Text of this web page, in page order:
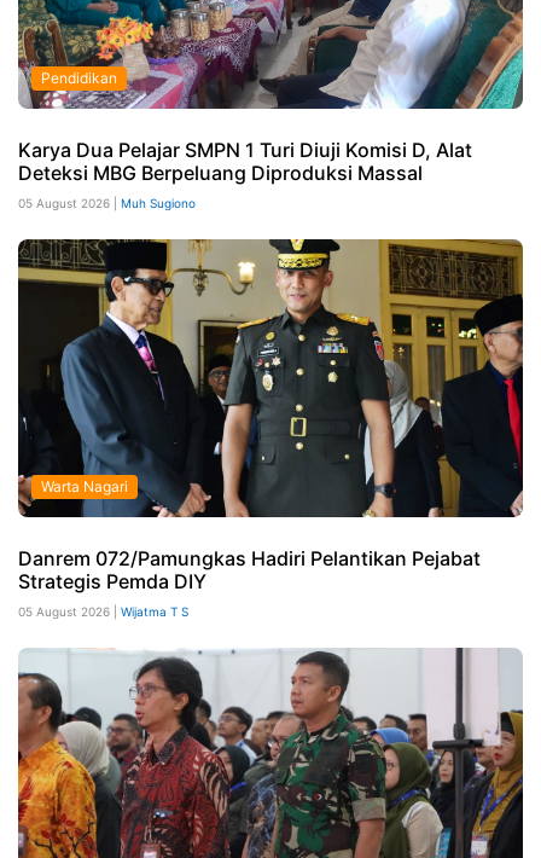
Pendidikan
Karya Dua Pelajar SMPN 1 Turi Diuji Komisi D, Alat
Deteksi MBG Berpeluang Diproduksi Massal
05 August 2026 | Muh Sugiono
Warta Nagari
Danrem 072/Pamungkas Hadiri Pelantikan Pejabat
Strategis Pemda DIY
05 August 2026 | Wijatma T S